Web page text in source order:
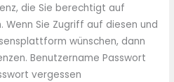
die Sie berechtigt auf
Wenn Sie Zugriff auf diesen und
wünschen, dann
Benutzername Passwort
vergessen